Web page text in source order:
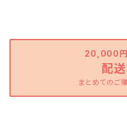
20,000円
配
まとめてのご